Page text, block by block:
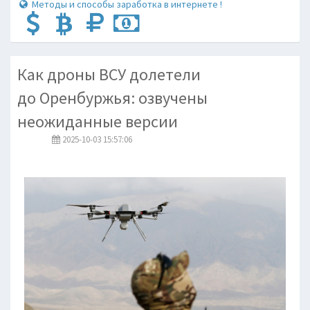
Методы и способы заработка в интернете !
Как дроны ВСУ долетели
до Оренбуржья: озвучены
неожиданные версии
2025-10-03 15:57:06